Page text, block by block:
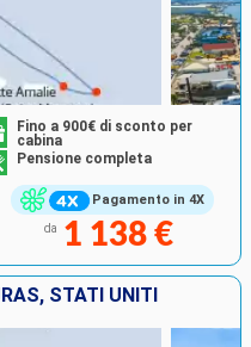
Pagamento in 4X
Fino a 900€ di sconto per
cabina
Pensione completa
da 1 138 €
STATI UNITI